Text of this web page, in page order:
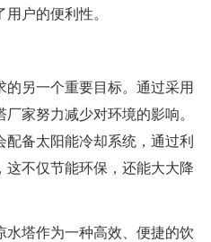
户的便利性。
另一个重要目标。通过采用
家努力减少对环境的影响。
备太阳能冷却系统，通过利
这不仅节能环保，还能大大降
水塔作为一种高效、便捷的饮